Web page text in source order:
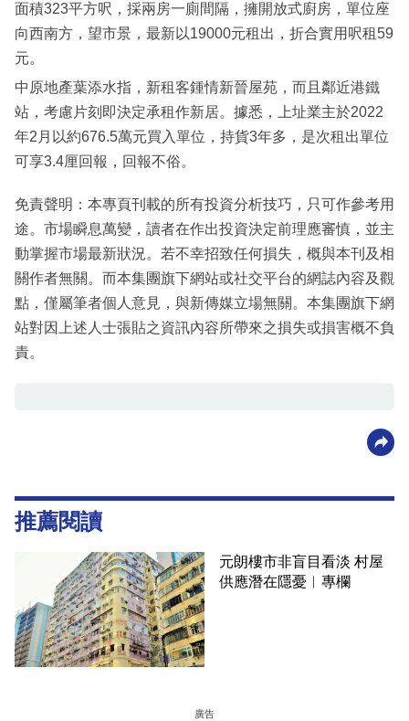
面積323平方呎，採兩房一廁間隔，擁開放式廚房，單位座
向西南方，望市景，最新以19000元租出，折合實用呎租59
元。
中原地產葉添水指，新租客鍾情新晉屋苑，而且鄰近港鐵
站，考慮片刻即決定承租作新居。據悉，上址業主於2022
年2月以約676.5萬元買入單位，持貨3年多，是次租出單位
可享3.4厘回報，回報不俗。
免責聲明：本專頁刊載的所有投資分析技巧，只可作參考用
途。市場瞬息萬變，讀者在作出投資決定前理應審慎，並主
動掌握市場最新狀況。若不幸招致任何損失，概與本刊及相
關作者無關。而本集團旗下網站或社交平台的網誌內容及觀
點，僅屬筆者個人意見，與新傳媒立場無關。本集團旗下網
站對因上述人士張貼之資訊內容所帶來之損失或損害概不負
責。
推薦閱讀
元朗樓市非盲目看淡 村屋
供應潛在隱憂︳專欄
廣告